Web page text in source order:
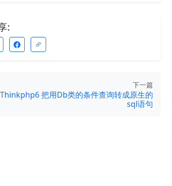
:
下一篇
Thinkphp6 把用Db类的条件查询转成原生的
sql语句